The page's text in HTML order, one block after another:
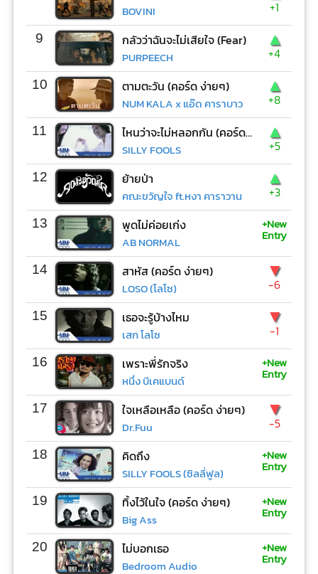
BOVINI +1
9 กลัวว่าฉันจะไม่เสียใจ (Fear)
PURPEECH
▲
+4
10 ตามตะวัน (คอร์ด ง่ายๆ)
NUM KALA x แอ๊ด คาราบาว
▲
+8
11 ไหนว่าจะไม่หลอกกัน (คอร์ด ง่ายๆ)
SILLY FOOLS
▲
+5
12 ย้ายป่า
คณะขวัญใจ ft.หงา คาราวาน
▲
+3
13 พูดไม่ค่อยเก่ง
AB NORMAL
+New
Entry
14 สาหัส (คอร์ด ง่ายๆ)
LOSO (โลโซ)
▼
-6
15 เธอจะรู้บ้างไหม
เสก โลโซ
▼
-1
16 เพราะพี่รักจริง
หนึ่ง บีเคแบนด์
+New
Entry
17 ใจเหลือเหลือ (คอร์ด ง่ายๆ)
Dr.Fuu
▼
-5
18 คิดถึง
SILLY FOOLS (ซิลลี่ฟูล)
+New
Entry
19 ทิ้งไว้ในใจ (คอร์ด ง่ายๆ)
Big Ass
+New
Entry
20 ไม่บอกเธอ
Bedroom Audio
+New
Entry